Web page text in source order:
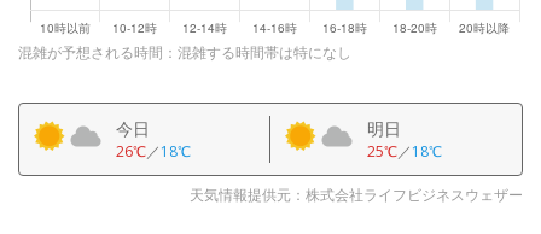
混雑が予想される時間：混雑する時間帯は特になし
今日
26℃／18℃
明日
25℃／18℃
天気情報提供元：株式会社ライフビジネスウェザー